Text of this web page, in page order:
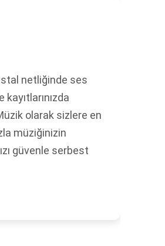
netliğinde ses
olarak sizlere en
müziğinizin
güvenle serbest